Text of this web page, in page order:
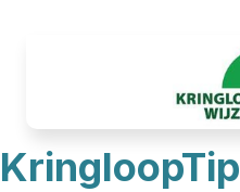
KringloopTip